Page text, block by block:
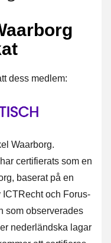
dess medlem:
Waarborg.
certifierats som en
baserat på en
och Forus-
som observerades
nederländska lagar